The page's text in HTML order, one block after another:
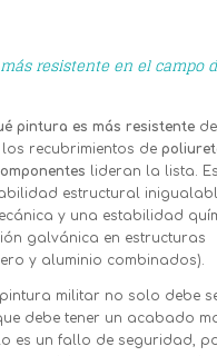
resistente en el campo
pintura es más resistente
recubrimientos de
lideran la lista.
estructural
y una estabilidad
galvánica en estructuras
y aluminio combinados).
militar no solo debe
debe tener un acabado
es un fallo de seguridad,